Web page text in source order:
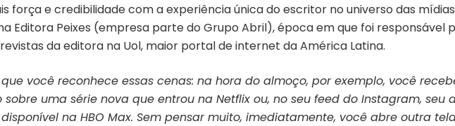
força e credibilidade com a experiência única do escritor no universo das
Editora Peixes (empresa parte do Grupo Abril), época em que foi responsável
da editora na Uol, maior portal de internet da América Latina.
você reconhece essas cenas: na hora do almoço, por exemplo, você
sobre uma série nova que entrou na Netflix ou, no seu feed do Instagram, seu
na HBO Max. Sem pensar muito, imediatamente, você abre outra